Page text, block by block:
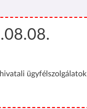
ügyfélszolgálatok